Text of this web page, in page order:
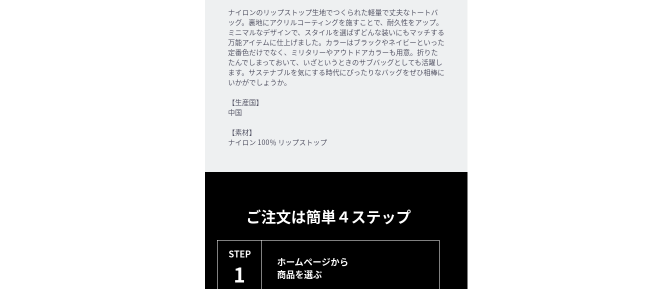
ナイロンのリップストップ生地でつくられた軽量で丈夫なトートバ
ッグ。裏地にアクリルコーティングを施すことで、耐久性をアップ。
ミニマルなデザインで、スタイルを選ばずどんな装いにもマッチする
万能アイテムに仕上げました。カラーはブラックやネイビーといった
定番色だけでなく、ミリタリーやアウトドアカラーも用意。折りた
たんでしまっておいて、いざというときのサブバッグとしても活躍し
ます。サステナブルを気にする時代にぴったりなバッグをぜひ相棒に
いかがでしょうか。
【生産国】
中国
【素材】
ナイロン 100％ リップストップ
ご注文は簡単４ステップ
STEP
1
ホームページから
商品を選ぶ